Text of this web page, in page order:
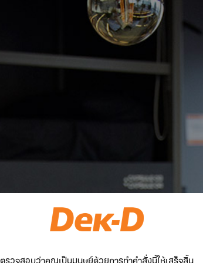
ตรวจสอบว่าคุณเป็นมนุษย์ด้วยการทำคำสั่งนี้ให้เสร็จสิ้น